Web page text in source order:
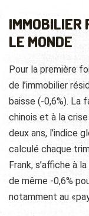
IMMOBILIER
LE MONDE
Pour la première
de l’immobilier
baisse (-0,6%). La
chinois et à la
deux ans, l’indice
calculé chaque
Frank, s’affiche à
de même -0,6%
notamment au